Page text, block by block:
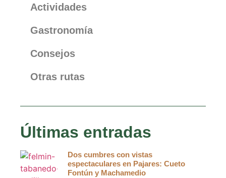
Actividades
Gastronomía
Consejos
Otras rutas
Últimas entradas
Dos cumbres con vistas
espectaculares en Pajares: Cueto
Fontún y Machamedio